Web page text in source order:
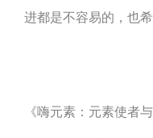
进都是不容易的，也
《嗨元素：元素使者